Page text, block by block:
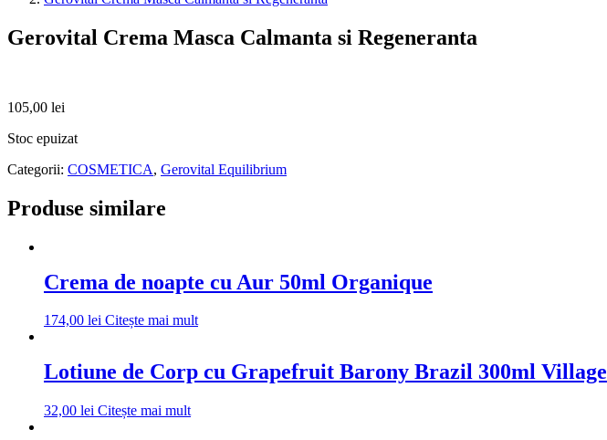
Gerovital Crema Masca Calmanta si Regeneranta
105,00 lei
Stoc epuizat
Categorii: COSMETICA, Gerovital Equilibrium
Produse similare
Crema de noapte cu Aur 50ml Organique
174,00 lei Citește mai mult
Lotiune de Corp cu Grapefruit Barony Brazil 300ml Village
32,00 lei Citește mai mult